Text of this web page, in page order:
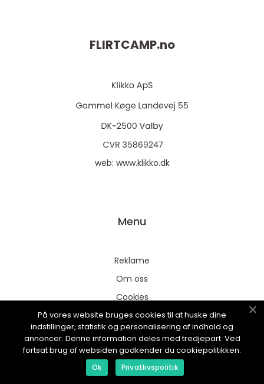
FLIRTCAMP.no
web: www.klikko.dk
Menu
Reklame
Om oss
Cookies
Kontakt Oss
Sitemap
På vores website bruges cookies til at huske dine
indstillinger, statistik og personalisering af indhold og
annoncer. Denne information deles med tredjepart. Ved
fortsat brug af websiden godkender du cookiepolitikken.
Ok Privatlivspolitik